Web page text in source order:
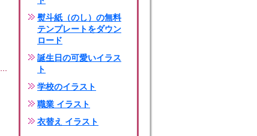
熨斗紙（のし）の無料
テンプレートをダウン
ロード
誕生日の可愛いイラス
ト
学校のイラスト
職業 イラスト
衣替え イラスト